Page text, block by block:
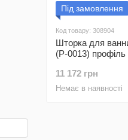
Під замовлення
Код товару: 308904
Шторка для
(P-0013)
11 172 грн
Немає в наявності